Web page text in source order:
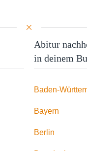
Abitur
in deinem
Baden-
Bayern
Berlin